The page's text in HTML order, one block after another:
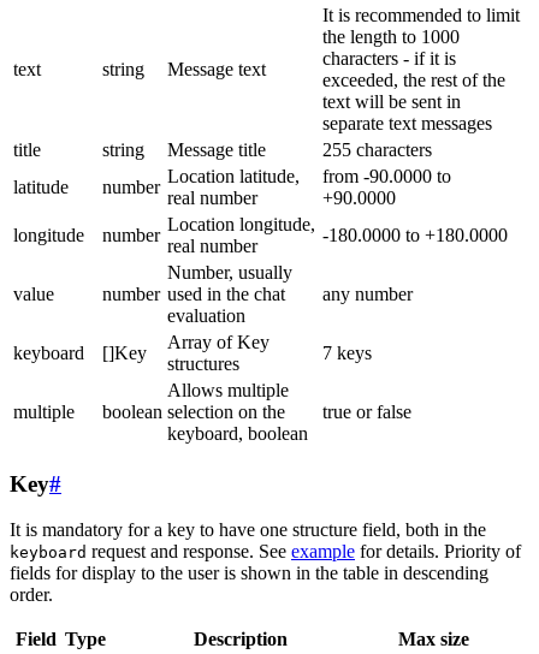
text string Message text
It is recommended to limit
the length to 1000
characters - if it is
exceeded, the rest of the
text will be sent in
separate text messages
title
string Message title
255 characters
latitude
number
Location latitude,
real number
from -90.0000 to
+90.0000
longitude
number
Location longitude,
real number
-180.0000 to +180.0000
value number
Number, usually
used in the chat
evaluation
any number
keyboard []Key
Array of Key
structures
7 keys
multiple boolean
Allows multiple
selection on the
keyboard, boolean
true or false
Key#
It is mandatory for a key to have one structure field, both in the
keyboard request and response. See example for details. Priority of
fields for display to the user is shown in the table in descending
order.
Field Type Description
Max size